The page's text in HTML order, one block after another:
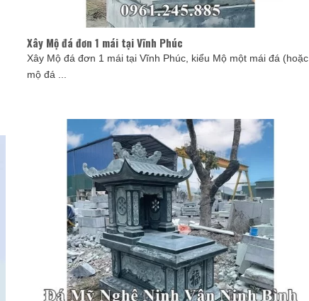
Xây Mộ đá đơn 1 mái tại Vĩnh Phúc
Xây Mộ đá đơn 1 mái tại Vĩnh Phúc, kiểu Mộ một mái đá (hoặc
mộ đá ...